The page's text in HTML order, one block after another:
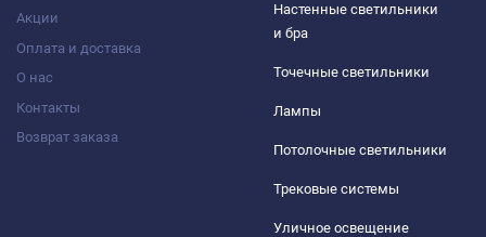
Акции
Оплата и доставка
О нас
Контакты
Возврат заказа
Настенные светильники
и бра
Точечные светильники
Лампы
Потолочные светильники
Трековые системы
Уличное освещение